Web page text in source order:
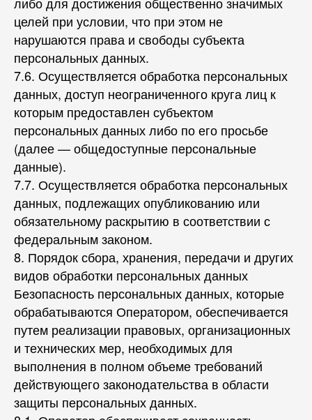
целей при условии, что при этом не
нарушаются права и свободы субъекта
персональных данных.
7.6. Осуществляется обработка персональных
данных, доступ неограниченного круга лиц к
которым предоставлен субъектом
персональных данных либо по его просьбе
(далее — общедоступные персональные
данные).
7.7. Осуществляется обработка персональных
данных, подлежащих опубликованию или
обязательному раскрытию в соответствии с
федеральным законом.
8. Порядок сбора, хранения, передачи и других
видов обработки персональных данных
Безопасность персональных данных, которые
обрабатываются Оператором, обеспечивается
путем реализации правовых, организационных
и технических мер, необходимых для
выполнения в полном объеме требований
действующего законодательства в области
защиты персональных данных.